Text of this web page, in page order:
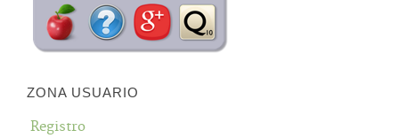
ZONA USUARIO
Registro